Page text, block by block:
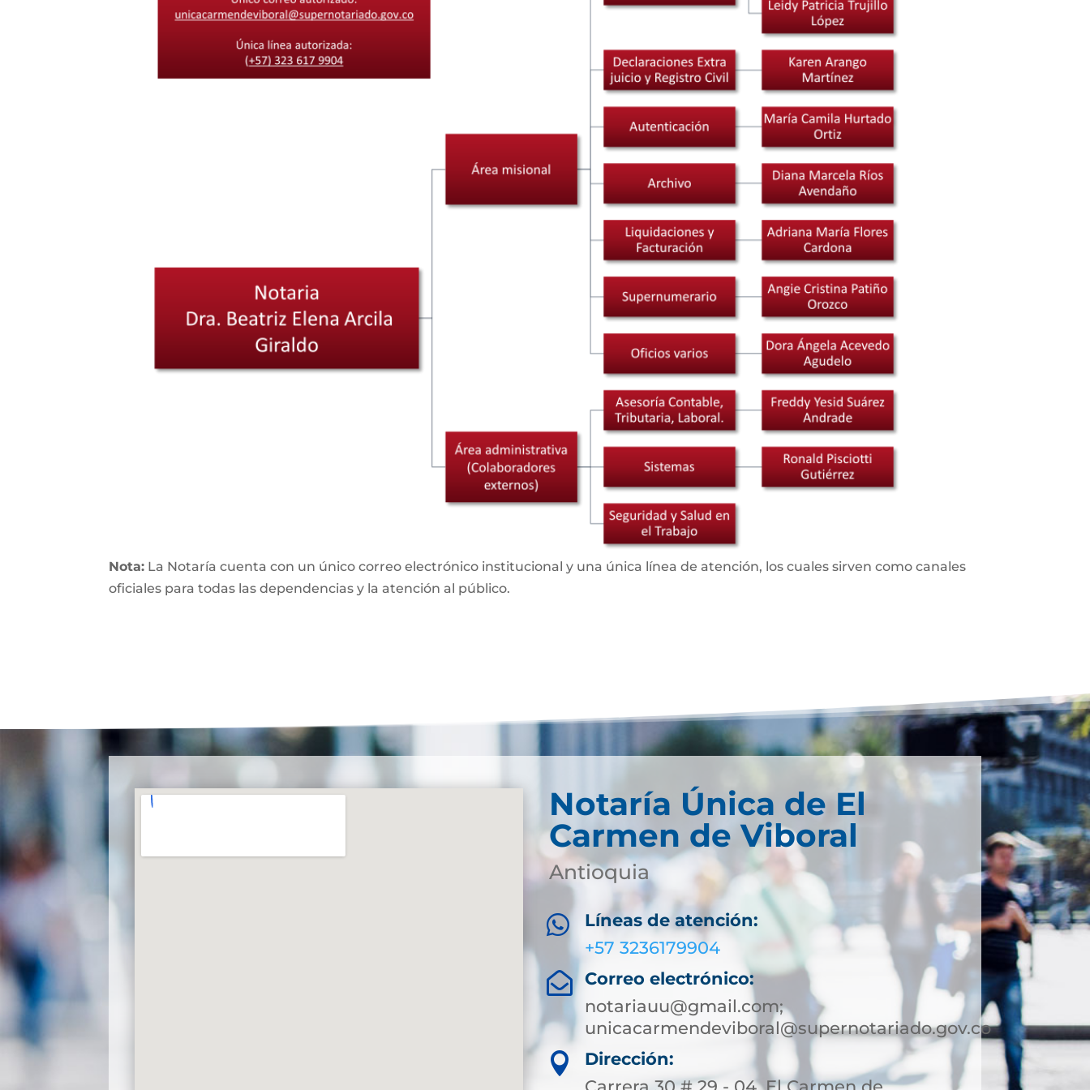
Nota: La Notaría cuenta con un único correo electrónico institucional y una única línea de atención, los cuales sirven como canales
oficiales para todas las dependencias y la atención al público.
Notaría Única de El
Carmen de Viboral
Antioquia

Líneas de atención:
+57 3236179904

Correo electrónico:
notariauu@gmail.com;
unicacarmendeviboral@supernotariado.gov.co

Dirección: